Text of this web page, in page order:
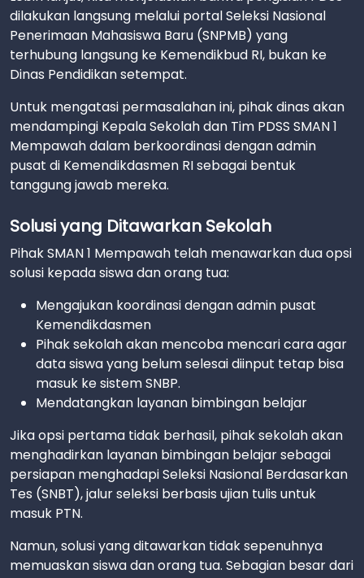
dilakukan langsung melalui portal Seleksi Nasional
Penerimaan Mahasiswa Baru (SNPMB) yang
terhubung langsung ke Kemendikbud RI, bukan ke
Dinas Pendidikan setempat.
Untuk mengatasi permasalahan ini, pihak dinas akan
mendampingi Kepala Sekolah dan Tim PDSS SMAN 1
Mempawah dalam berkoordinasi dengan admin
pusat di Kemendikdasmen RI sebagai bentuk
tanggung jawab mereka.
Solusi yang Ditawarkan Sekolah
Pihak SMAN 1 Mempawah telah menawarkan dua opsi
solusi kepada siswa dan orang tua:
Mengajukan koordinasi dengan admin pusat
Kemendikdasmen
Pihak sekolah akan mencoba mencari cara agar
data siswa yang belum selesai diinput tetap bisa
masuk ke sistem SNBP.
Mendatangkan layanan bimbingan belajar
Jika opsi pertama tidak berhasil, pihak sekolah akan
menghadirkan layanan bimbingan belajar sebagai
persiapan menghadapi Seleksi Nasional Berdasarkan
Tes (SNBT), jalur seleksi berbasis ujian tulis untuk
masuk PTN.
Namun, solusi yang ditawarkan tidak sepenuhnya
memuaskan siswa dan orang tua. Sebagian besar dari